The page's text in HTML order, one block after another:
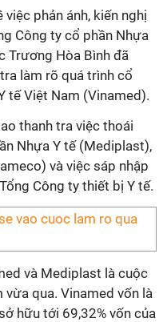
phản ánh, kiến nghị
Công ty cổ phần Nhựa
Trương Hòa Bình đã
làm rõ quá trình cổ
tế Việt Nam (Vinamed).
thanh tra việc thoái
Nhựa Y tế (Mediplast),
và việc sáp nhập
Công ty thiết bị Y tế.
và Mediplast là cuộc
vừa qua. Vinamed vốn là
hữu tới 69,32% vốn của